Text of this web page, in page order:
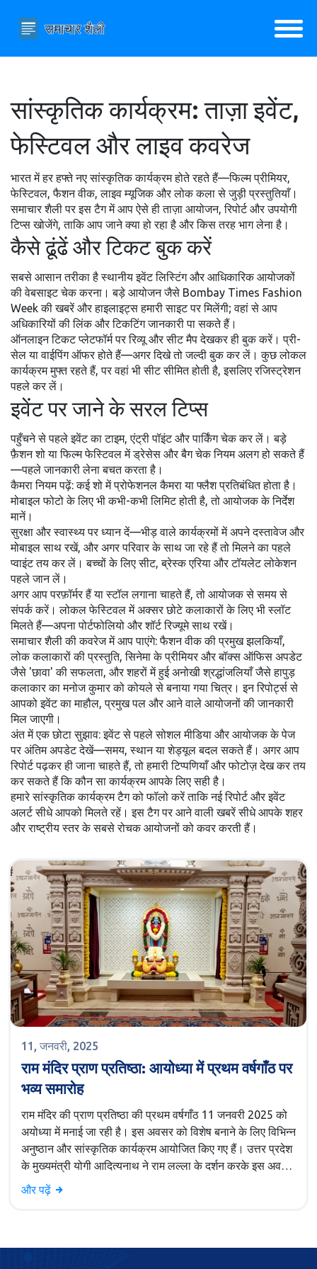
सांस्कृतिक कार्यक्रम: ताज़ा इवेंट,
फेस्टिवल और लाइव कवरेज
भारत में हर हफ्ते नए सांस्कृतिक कार्यक्रम होते रहते हैं—फिल्म प्रीमियर,
फेस्टिवल, फैशन वीक, लाइव म्यूजिक और लोक कला से जुड़ी प्रस्तुतियाँ।
समाचार शैली पर इस टैग में आप ऐसे ही ताज़ा आयोजन, रिपोर्ट और उपयोगी
टिप्स खोजेंगे, ताकि आप जाने क्या हो रहा है और किस तरह भाग लेना है।
कैसे ढूंढें और टिकट बुक करें
सबसे आसान तरीका है स्थानीय इवेंट लिस्टिंग और आधिकारिक आयोजकों
की वेबसाइट चेक करना। बड़े आयोजन जैसे Bombay Times Fashion
Week की खबरें और हाइलाइट्स हमारी साइट पर मिलेंगी; वहां से आप
अधिकारियों की लिंक और टिकटिंग जानकारी पा सकते हैं।
ऑनलाइन टिकट प्लेटफॉर्म पर रिव्यू और सीट मैप देखकर ही बुक करें। प्री-
सेल या वाईपिंग ऑफर होते हैं—अगर दिखे तो जल्दी बुक कर लें। कुछ लोकल
कार्यक्रम मुफ्त रहते हैं, पर वहां भी सीट सीमित होती है, इसलिए रजिस्ट्रेशन
पहले कर लें।
इवेंट पर जाने के सरल टिप्स
पहुँचने से पहले इवेंट का टाइम, एंट्री पॉइंट और पार्किंग चेक कर लें। बड़े
फ़ैशन शो या फिल्म फेस्टिवल में ड्रेसेस और बैग चेक नियम अलग हो सकते हैं
—पहले जानकारी लेना बचत करता है।
कैमरा नियम पढ़ें: कई शो में प्रोफेशनल कैमरा या फ्लैश प्रतिबंधित होता है।
मोबाइल फोटो के लिए भी कभी-कभी लिमिट होती है, तो आयोजक के निर्देश
मानें।
सुरक्षा और स्वास्थ्य पर ध्यान दें—भीड़ वाले कार्यक्रमों में अपने दस्तावेज और
मोबाइल साथ रखें, और अगर परिवार के साथ जा रहे हैं तो मिलने का पहले
प्वाइंट तय कर लें। बच्चों के लिए सीट, ब्रेस्क एरिया और टॉयलेट लोकेशन
पहले जान लें।
अगर आप परफ़ॉर्मर हैं या स्टॉल लगाना चाहते हैं, तो आयोजक से समय से
संपर्क करें। लोकल फेस्टिवल में अक्सर छोटे कलाकारों के लिए भी स्लॉट
मिलते हैं—अपना पोर्टफोलियो और शॉर्ट रिज्यूमे साथ रखें।
समाचार शैली की कवरेज में आप पाएंगे: फैशन वीक की प्रमुख झलकियाँ,
लोक कलाकारों की प्रस्तुति, सिनेमा के प्रीमियर और बॉक्स ऑफिस अपडेट
जैसे 'छावा' की सफलता, और शहरों में हुई अनोखी श्रद्धांजलियाँ जैसे हापुड़
कलाकार का मनोज कुमार को कोयले से बनाया गया चित्र। इन रिपोर्ट्स से
आपको इवेंट का माहौल, प्रमुख पल और आने वाले आयोजनों की जानकारी
मिल जाएगी।
अंत में एक छोटा सुझाव: इवेंट से पहले सोशल मीडिया और आयोजक के पेज
पर अंतिम अपडेट देखें—समय, स्थान या शेड्यूल बदल सकते हैं। अगर आप
रिपोर्ट पढ़कर ही जाना चाहते हैं, तो हमारी टिप्पणियाँ और फोटोज़ देख कर तय
कर सकते हैं कि कौन सा कार्यक्रम आपके लिए सही है।
हमारे सांस्कृतिक कार्यक्रम टैग को फॉलो करें ताकि नई रिपोर्ट और इवेंट
अलर्ट सीधे आपको मिलते रहें। इस टैग पर आने वाली खबरें सीधे आपके शहर
और राष्ट्रीय स्तर के सबसे रोचक आयोजनों को कवर करती हैं।
11, जनवरी, 2025
राम मंदिर प्राण प्रतिष्ठा: आयोध्या में प्रथम वर्षगाँठ पर
भव्य समारोह
राम मंदिर की प्राण प्रतिष्ठा की प्रथम वर्षगाँठ 11 जनवरी 2025 को
अयोध्या में मनाई जा रही है। इस अवसर को विशेष बनाने के लिए विभिन्न
अनुष्ठान और सांस्कृतिक कार्यक्रम आयोजित किए गए हैं। उत्तर प्रदेश
के मुख्यमंत्री योगी आदित्यनाथ ने राम लल्ला के दर्शन करके इस अवसर
की शोभा बढ़ाई। यह तीन दिवसीय कार्यक्रम धार्मिक व सांस्कृतिक
महत्व की जीवंतता को दर्शाता है जिसमें देश भर के लोग भाग ले रहे हैं।
और पढ़ें